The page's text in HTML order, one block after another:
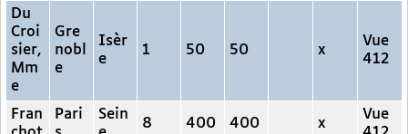
Du
Croi
sier,
Mm
e
Gre
nobl
e
Isèr
e
1 50 50 x
Vue
412
Fran
Pari
Sein
8 400 400 x
Vue